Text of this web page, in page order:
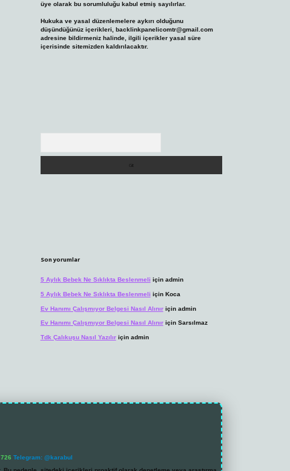
üye olarak bu sorumluluğu kabul etmiş sayılırlar.
Hukuka ve yasal düzenlemelere aykırı olduğunu
düşündüğünüz içerikleri, backlinkpanelicomtr@gmail.com
adresine bildirmeniz halinde, ilgili içerikler yasal süre
içerisinde sitemizden kaldırılacaktır.
Son yorumlar
5 Aylık Bebek Ne Sıklıkta Beslenmeli için admin
5 Aylık Bebek Ne Sıklıkta Beslenmeli için Koca
Ev Hanımı Çalışmıyor Belgesi Nasıl Alınıriçin admin
Ev Hanımı Çalışmıyor Belgesi Nasıl Alınıriçin Sarsılmaz
Tdk Çalıkuşu Nasıl Yazılıriçin admin
Telegram: @karabul